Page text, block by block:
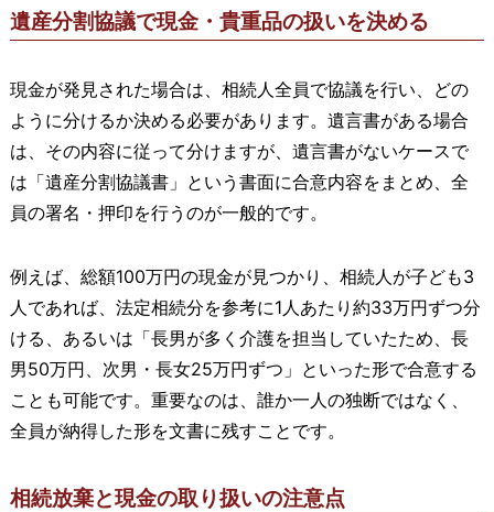
遺産分割協議で現金・貴重品の扱いを決める
現金が発見された場合は、相続人全員で協議を行い、どの
ように分けるか決める必要があります。遺言書がある場合
は、その内容に従って分けますが、遺言書がないケースで
は「遺産分割協議書」という書面に合意内容をまとめ、全
員の署名・押印を行うのが一般的です。
例えば、総額100万円の現金が見つかり、相続人が子ども3
人であれば、法定相続分を参考に1人あたり約33万円ずつ分
ける、あるいは「長男が多く介護を担当していたため、長
男50万円、次男・長女25万円ずつ」といった形で合意する
ことも可能です。重要なのは、誰か一人の独断ではなく、
全員が納得した形を文書に残すことです。
相続放棄と現金の取り扱いの注意点